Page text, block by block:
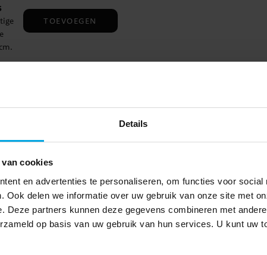
Details
cookies
en advertenties te personaliseren, om functies voor social
Ook delen we informatie over uw gebruik van onze site met
Deze partners kunnen deze gegevens combineren met
op basis van uw gebruik van hun services. U kunt uw
TOEVOEGEN
TOEVOEGEN
TOEVOEGEN